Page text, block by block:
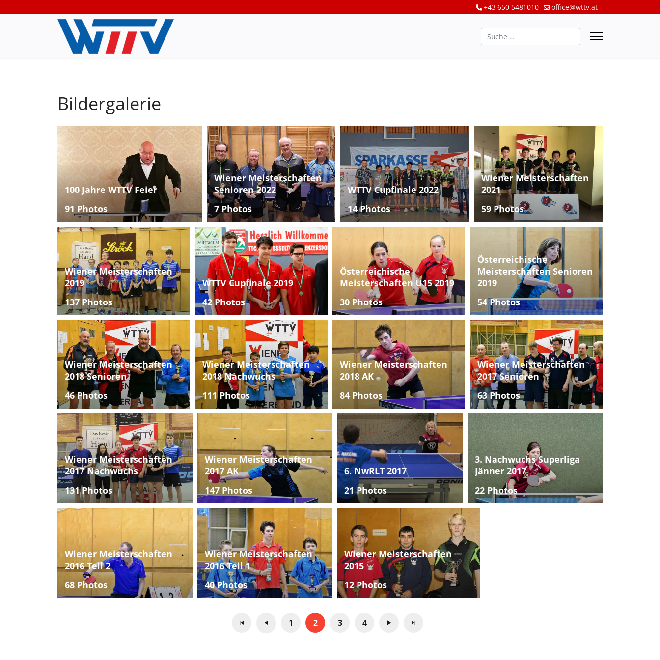
+43 650 5481010 office@wttv.at
Suchen
Bildergalerie
100 Jahre WTTV Feier
91 Photos
Wiener Meisterschaften
Senioren 2022
7 Photos
WTTV Cupfinale 2022
14 Photos
Wiener Meisterschaften
2021
59 Photos
Wiener Meisterschaften
2019
137 Photos
WTTV Cupfinale 2019
42 Photos
Österreichische
Meisterschaften U15 2019
30 Photos
Österreichische
Meisterschaften Senioren
2019
54 Photos
Wiener Meisterschaften
2018 Senioren
46 Photos
Wiener Meisterschaften
2018 Nachwuchs
111 Photos
Wiener Meisterschaften
2018 AK
84 Photos
Wiener Meisterschaften
2017 Senioren
63 Photos
Wiener Meisterschaften
2017 Nachwuchs
131 Photos
Wiener Meisterschaften
2017 AK
147 Photos
6. NwRLT 2017
21 Photos
3. Nachwuchs Superliga
Jänner 2017
22 Photos
Wiener Meisterschaften
2016 Teil 2
68 Photos
Wiener Meisterschaften
2016 Teil 1
40 Photos
Wiener Meisterschaften
2015
12 Photos
1 2 3 4